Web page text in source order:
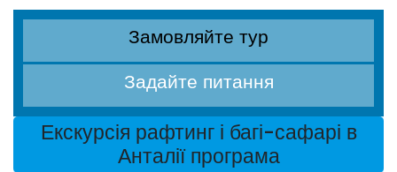
Замовляйте тур
Задайте питання
Екскурсія рафтинг і багі-сафарі в
Анталії програма